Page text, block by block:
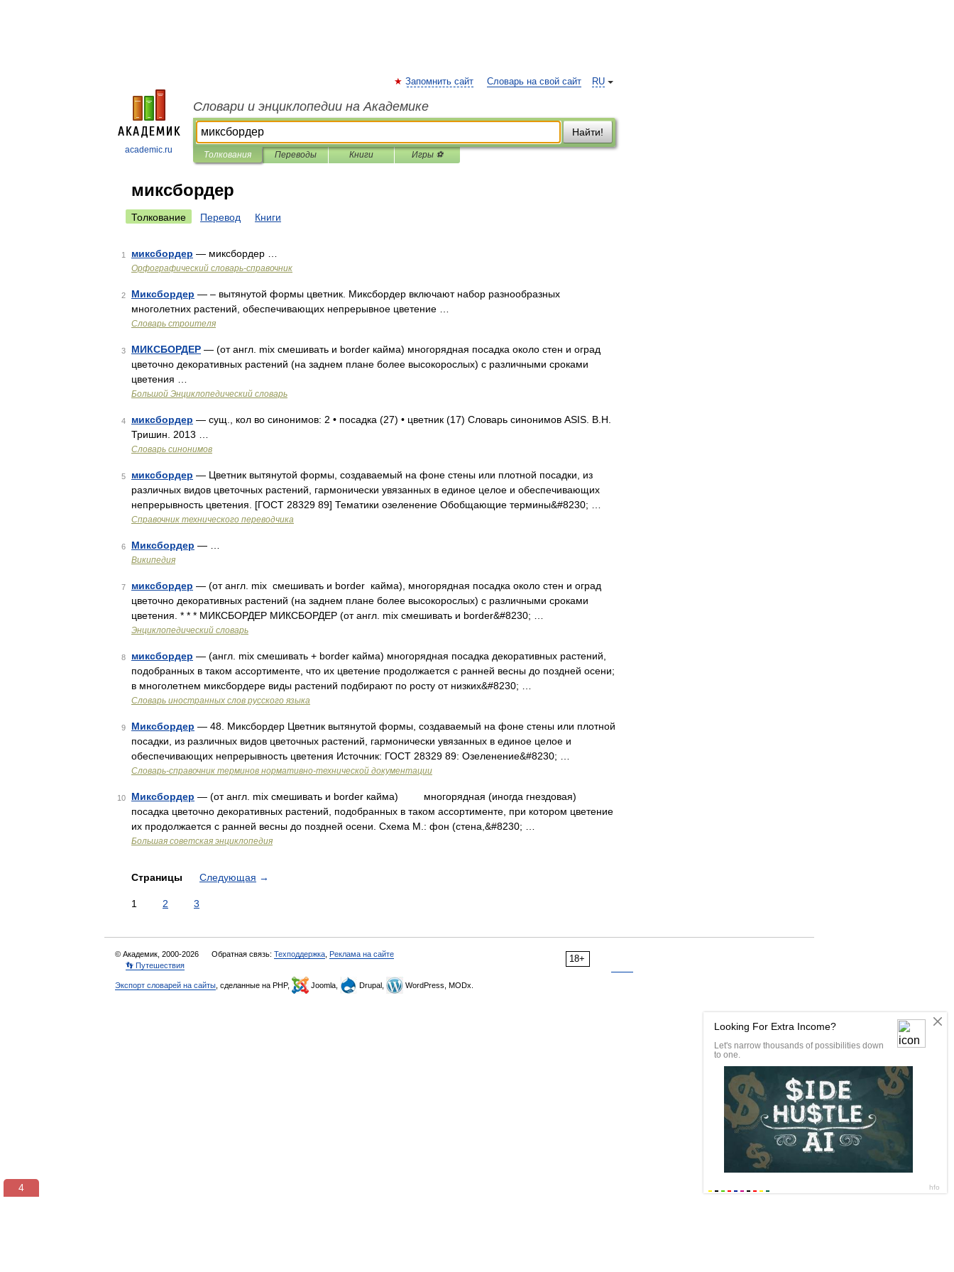
academic.ru
RU
Запомнить сайт Словарь на свой сайт
Словари и энциклопедии на Академике
Найти!
Толкования Переводы Книги Игры ⚽
миксбордер
Толкование Перевод Книги
1 миксбордер — миксбордер …
Орфографический словарь-справочник
2 Миксбордер — – вытянутой формы цветник. Миксбордер включают набор разнообразных
многолетних растений, обеспечивающих непрерывное цветение …
Словарь строителя
3 МИКСБОРДЕР — (от англ. mix смешивать и border кайма) многорядная посадка около стен и оград
цветочно декоративных растений (на заднем плане более высокорослых) с различными сроками
цветения …
Большой Энциклопедический словарь
4 миксбордер — сущ., кол во синонимов: 2 • посадка (27) • цветник (17) Словарь синонимов ASIS. В.Н.
Тришин. 2013 …
Словарь синонимов
5 миксбордер — Цветник вытянутой формы, создаваемый на фоне стены или плотной посадки, из
различных видов цветочных растений, гармонически увязанных в единое целое и обеспечивающих
непрерывность цветения. [ГОСТ 28329 89] Тематики озеленение Обобщающие термины&#8230; …
Справочник технического переводчика
6 Миксбордер — …
Википедия
7 миксбордер — (от англ. mix смешивать и border кайма), многорядная посадка около стен и оград
цветочно декоративных растений (на заднем плане более высокорослых) с различными сроками
цветения. * * * МИКСБОРДЕР МИКСБОРДЕР (от англ. mix смешивать и border&#8230; …
Энциклопедический словарь
8 миксбордер — (англ. mix смешивать + border кайма) многорядная посадка декоративных растений,
подобранных в таком ассортименте, что их цветение продолжается с ранней весны до поздней осени;
в многолетнем миксбордере виды растений подбирают по росту от низких&#8230; …
Словарь иностранных слов русского языка
9 Миксбордер — 48. Миксбордер Цветник вытянутой формы, создаваемый на фоне стены или плотной
посадки, из различных видов цветочных растений, гармонически увязанных в единое целое и
обеспечивающих непрерывность цветения Источник: ГОСТ 28329 89: Озеленение&#8230; …
Словарь-справочник терминов нормативно-технической документации
10 Миксбордер — (от англ. mix смешивать и border кайма) многорядная (иногда гнездовая)
посадка цветочно декоративных растений, подобранных в таком ассортименте, при котором цветение
их продолжается с ранней весны до поздней осени. Схема М.: фон (стена,&#8230; …
Большая советская энциклопедия
Страницы Следующая →
1 2 3
18+
© Академик, 2000-2026 Обратная связь: Техподдержка Реклама на сайте
👣 Путешествия
Экспорт словарей на сайты , сделанные на PHP, Joomla, Drupal, WordPress, MODx.
3